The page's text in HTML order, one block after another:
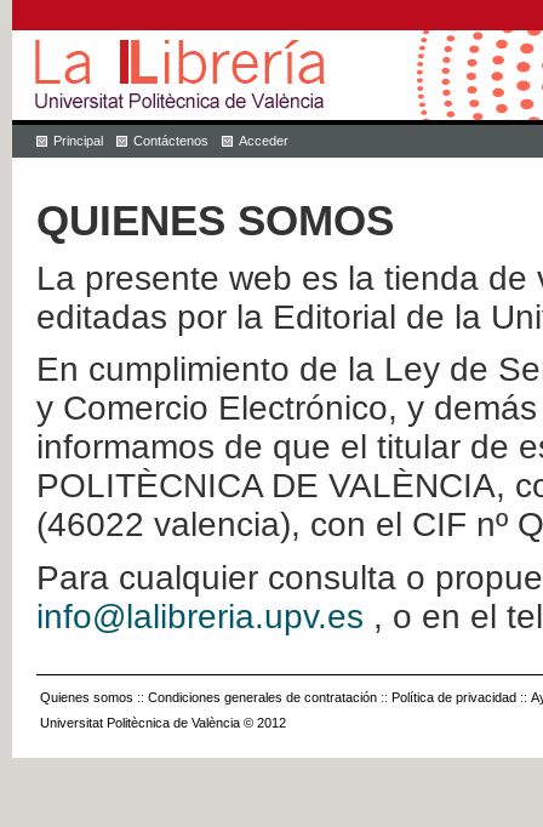
Principal Contáctenos Acceder
QUIENES SOMOS
La presente web es la tienda
editadas por la Editorial de la
En cumplimiento de la Ley de
y Comercio Electrónico, y
informamos de que el titular de
POLITÈCNICA DE VALÈNCIA,
(46022 valencia), con el CIF nº
Para cualquier consulta o
info@lalibreria.upv.es , o en el
Quienes somos :: Condiciones generales de contratación :: Política de privacidad ::
Universitat Politècnica de València © 2012